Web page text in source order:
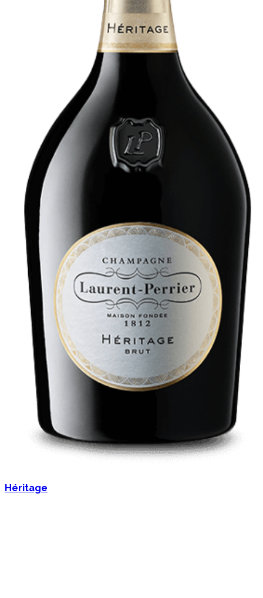
Héritage